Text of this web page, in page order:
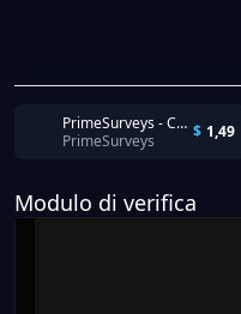
PrimeSurveys - Completion
PrimeSurveys
$ 1,49
Modulo di verifica